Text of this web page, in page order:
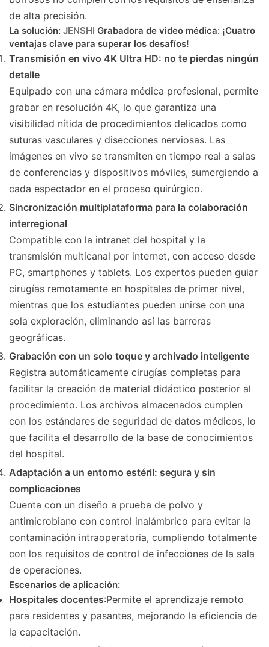
de alta precisión.
La solución: JENSHI Grabadora de video médica: ¡Cuatro
ventajas clave para superar los desafíos!
Transmisión en vivo 4K Ultra HD: no te pierdas ningún
detalle
Equipado con una cámara médica profesional, permite
grabar en resolución 4K, lo que garantiza una
visibilidad nítida de procedimientos delicados como
suturas vasculares y disecciones nerviosas. Las
imágenes en vivo se transmiten en tiempo real a salas
de conferencias y dispositivos móviles, sumergiendo a
cada espectador en el proceso quirúrgico.
Sincronización multiplataforma para la colaboración
interregional
Compatible con la intranet del hospital y la
transmisión multicanal por internet, con acceso desde
PC, smartphones y tablets. Los expertos pueden guiar
cirugías remotamente en hospitales de primer nivel,
mientras que los estudiantes pueden unirse con una
sola exploración, eliminando así las barreras
geográficas.
Grabación con un solo toque y archivado inteligente
Registra automáticamente cirugías completas para
facilitar la creación de material didáctico posterior al
procedimiento. Los archivos almacenados cumplen
con los estándares de seguridad de datos médicos, lo
que facilita el desarrollo de la base de conocimientos
del hospital.
Adaptación a un entorno estéril: segura y sin
complicaciones
Cuenta con un diseño a prueba de polvo y
antimicrobiano con control inalámbrico para evitar la
contaminación intraoperatoria, cumpliendo totalmente
con los requisitos de control de infecciones de la sala
de operaciones.
Escenarios de aplicación:
Hospitales docentes:Permite el aprendizaje remoto
para residentes y pasantes, mejorando la eficiencia de
la capacitación.